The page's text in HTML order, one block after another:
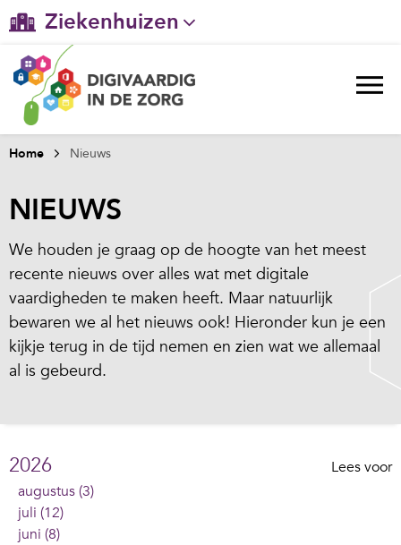
Ziekenhuizen
Gehandicaptenzorg
Verpleeghuiszorg & Zorg thuis
Ggz
Huisartsenzorg
Welzijn / sociaal werk
Home Nieuws
NIEUWS
We houden je graag op de hoogte van het meest
recente nieuws over alles wat met digitale
vaardigheden te maken heeft. Maar natuurlijk
bewaren we al het nieuws ook! Hieronder kun je een
kijkje terug in de tijd nemen en zien wat we allemaal
al is gebeurd.
Lees voor
2026
augustus (3)
juli (12)
juni (8)